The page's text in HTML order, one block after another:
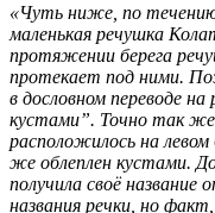
«Чуть ниже, по
маленькая речушка
протяжении берега
протекает под ними.
в дословном переводе
кустами”. Точно так же
расположилось на
же облеплен кустами.
получила своё название
названия речки, но